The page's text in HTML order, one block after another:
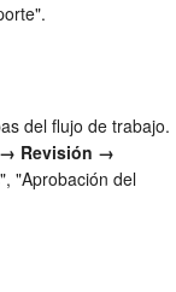
del flujo de trabajo.
→ Revisión →
"Aprobación del